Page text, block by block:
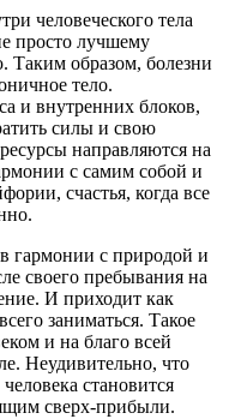
человеческого тела
просто лучшему
Таким образом, болезни
тело.
и внутренних блоков,
силы и свою
направляются на
с самим собой и
счастья, когда все
гармонии с природой и
своего пребывания на
И приходит как
заниматься. Такое
и на благо всей
Неудивительно, что
становится
сверх-прибыли.